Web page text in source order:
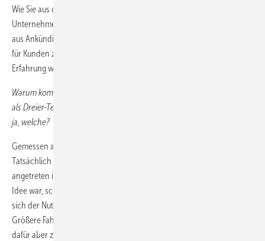
Wie Sie aus der Presse entnehmen können, steigen nun immer mehr
Unternehmen in den Markt ein. Ein sehr gutes Zeichen. Bis allerdings
aus Ankündigungen auch erste Wasserstofftankstellen werden – also
für Kunden zur Verfügung stehen –, braucht es Zeit, wie wir aus
Erfahrung wissen.
Warum kommt es da nun schon seit Jahren nicht voran? Werden Sie
als Dreier-Team jetzt eine andere Strategie verfolgen als zuletzt? Wenn
ja, welche?
Gemessen an der Stückzahl mag dieser Eindruck entstehen.
Tatsächlich hat sich aber die Voraussetzung geändert. Als H2 Mobility
angetreten ist, hat man sich auf einen H
Idee war, schnell viele, kleine Stationen zu errichten. Nun entwickelt
sich der Nutzfahrzeugmarkt wesentlich schneller als erwartet.
Größere Fahrzeuge mit größerem Bedarf müssen jetzt an weniger,
dafür aber zentraleren und robusteren Stationen teilweise mit einer